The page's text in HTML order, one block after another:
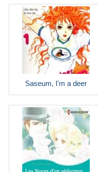
Saseum, I'm a deer